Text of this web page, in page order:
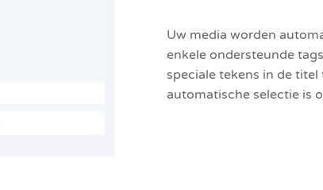
Uw media worden
enkele ondersteunde
speciale tekens in de
automatische selectie is